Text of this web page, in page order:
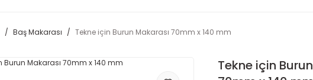
Baş Makarası Tekne için Burun Makarası 70mm x 140 mm
Tekne için